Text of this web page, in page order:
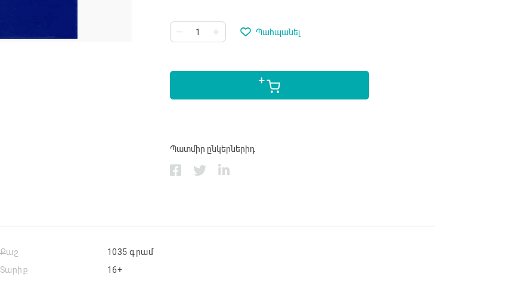
Պահպանել
Պատմիր ընկերներիդ
Քաշ
1035 գրամ
Տարիք
16+